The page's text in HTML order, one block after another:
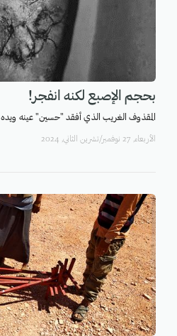
بحجم الإصبع لكنه انفجر!
المقذوف الغريب الذي أفقد "حسين" عينه ويده
اﻷربعاء, 27 نوفمبر/تشرين الثاني, 2024